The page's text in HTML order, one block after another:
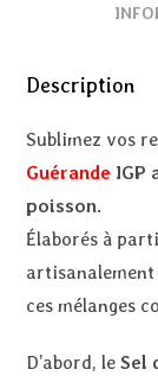
Description
Sublimez vos
Guérande IGP
poisson.
Élaborés à
artisanalement
ces mélanges
D’abord, leSel